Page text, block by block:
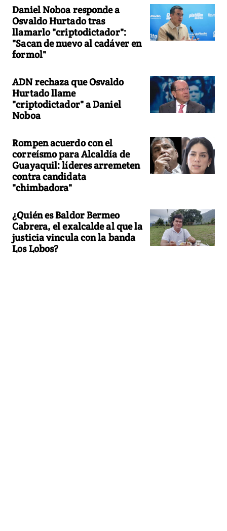
Daniel Noboa responde a
Osvaldo Hurtado tras
llamarlo "criptodictador":
"Sacan de nuevo al cadáver en
formol"
ADN rechaza que Osvaldo
Hurtado llame
"criptodictador" a Daniel
Noboa
Rompen acuerdo con el
correísmo para Alcaldía de
Guayaquil: líderes arremeten
contra candidata
"chimbadora"
¿Quién es Baldor Bermeo
Cabrera, el exalcalde al que la
justicia vincula con la banda
Los Lobos?